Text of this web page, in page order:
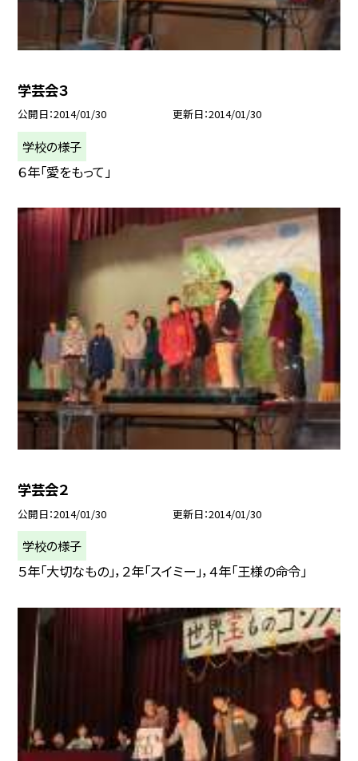
学芸会３
公開日 2014/01/30 更新日 2014/01/30
学校の様子
６年「愛をもって」
学芸会２
公開日 2014/01/30 更新日 2014/01/30
学校の様子
５年「大切なもの」，２年「スイミー」，４年「王様の命令」